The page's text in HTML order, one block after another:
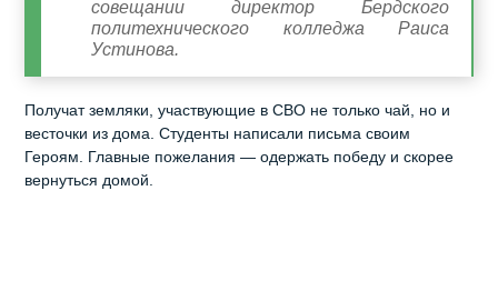
совещании директор Бердского
политехнического колледжа Раиса
Устинова.
Получат земляки, участвующие в СВО не только чай, но и
весточки из дома. Студенты написали письма своим
Героям. Главные пожелания — одержать победу и скорее
вернуться домой.